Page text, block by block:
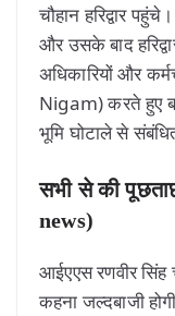
चौहान हरिद्वार
और उसके बाद
अधिकारियों और
Nigam) करते हुए
भूमि घोटाले से
सभी से की
news)
आईएएस रणवीर सिंह
कहना जल्दबाजी